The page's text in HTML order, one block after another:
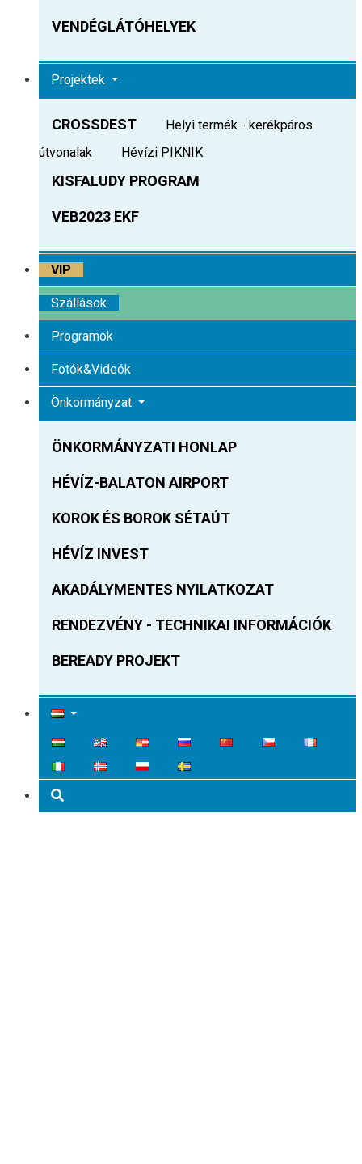
VENDÉGLÁTÓHELYEK
Projektek
CROSSDEST
Helyi termék - kerékpáros
útvonalak
Hévízi PIKNIK
KISFALUDY PROGRAM
VEB2023 EKF
VIP
Szállások
Programok
Fotók&Videók
Önkormányzat
ÖNKORMÁNYZATI HONLAP
HÉVÍZ-BALATON AIRPORT
KOROK ÉS BOROK SÉTAÚT
HÉVÍZ INVEST
AKADÁLYMENTES NYILATKOZAT
RENDEZVÉNY - TECHNIKAI INFORMÁCIÓK
BEREADY PROJEKT